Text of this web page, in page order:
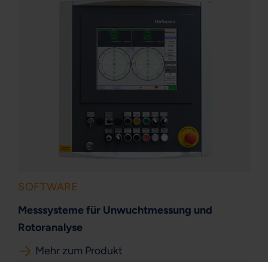
SOFTWARE
Messsysteme für Unwuchtmessung und
Rotoranalyse
Mehr zum Produkt